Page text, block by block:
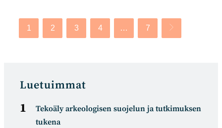
1 2 3 4 … 7 Siirry
Luetuimmat
Tekoäly arkeologisen suojelun ja tutkimuksen
tukena